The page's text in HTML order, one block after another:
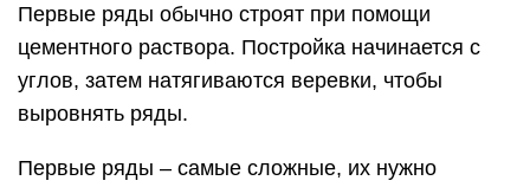
Первые ряды обычно строят при помощи
цементного раствора. Постройка начинается с
углов, затем натягиваются веревки, чтобы
выровнять ряды.
Первые ряды – самые сложные, их нужно